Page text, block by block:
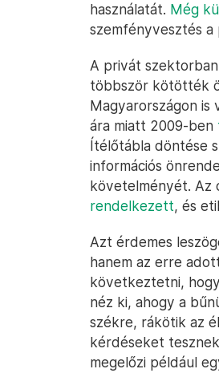
használatát. Még
szemfényvesztés a
A privát
többször kötötték
Magyarországon is
ára miatt 2009-ben
Ítélőtábla döntése
információs
követelményét. Az
rendelkezett, és
Azt érdemes
hanem az erre
következtetni,
néz ki, ahogy a
székre, rákötik az
kérdéseket
megelőzi például